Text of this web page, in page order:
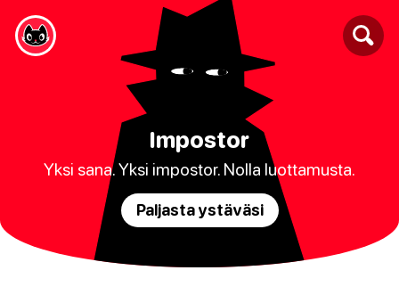
Impostor
Yksi sana. Yksi impostor. Nolla luottamusta.
Paljasta ystäväsi